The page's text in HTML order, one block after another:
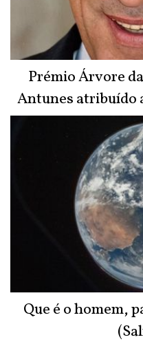
Prémio Árvore
Antunes atribuído
Que é o homem,